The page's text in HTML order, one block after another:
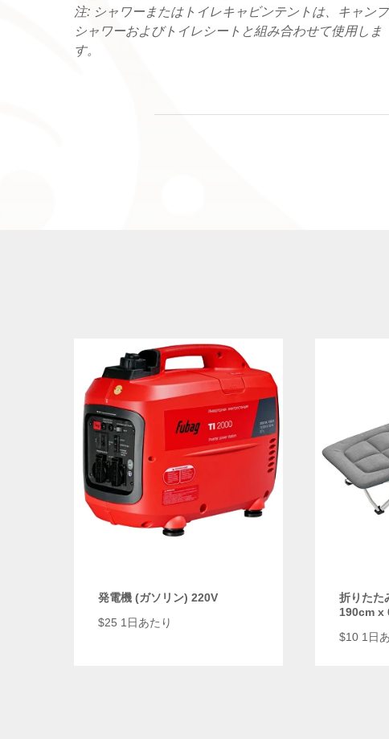
注: シャワーまたはトイレキャビンテントは、キャン
シャワーおよびトイレシートと組み合わせて使用しま
す。
発電機 (ガソリン) 220V
$25 1日あたり
折りたた
190cm x
$10 1日